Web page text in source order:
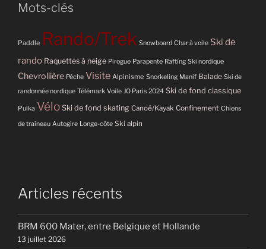
Mots-clés
Paddle Rando/Trek Snowboard Char à voile Ski de
rando Raquettes à neige Pirogue Parapente Rafting Ski nordique
Chevrollière Pêche Visite Alpinisme Snorkeling Manif Balade Ski de
randonnée nordique Télémark Voile JO Paris 2024 Ski de fond classique
Pulka Vélo Ski de fond skating Canoë/Kayak Confinement Chiens
de traineau Autogire Longe-côte Ski alpin
Articles récents
BRM 600 Mater, entre Belgique et Hollande
13 juillet 2026